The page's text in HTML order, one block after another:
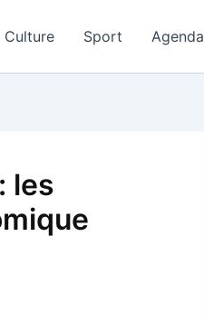
Culture Sport Agenda
les